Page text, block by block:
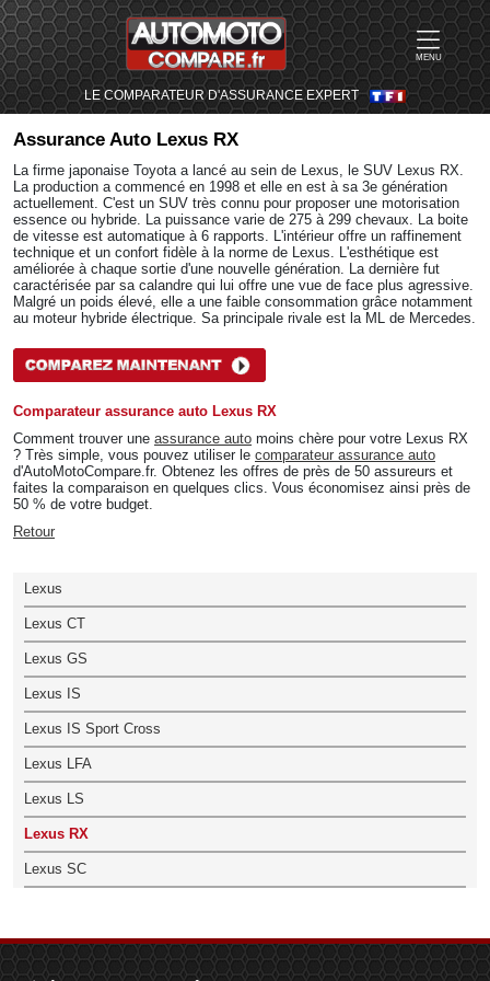
MENU
LE COMPARATEUR D'ASSURANCE EXPERT
Assurance Auto Lexus RX
La firme japonaise Toyota a lancé au sein de Lexus, le SUV Lexus RX.
La production a commencé en 1998 et elle en est à sa 3e génération
actuellement. C'est un SUV très connu pour proposer une motorisation
essence ou hybride. La puissance varie de 275 à 299 chevaux. La boite
de vitesse est automatique à 6 rapports. L'intérieur offre un raffinement
technique et un confort fidèle à la norme de Lexus. L'esthétique est
améliorée à chaque sortie d'une nouvelle génération. La dernière fut
caractérisée par sa calandre qui lui offre une vue de face plus agressive.
Malgré un poids élevé, elle a une faible consommation grâce notamment
au moteur hybride électrique. Sa principale rivale est la ML de Mercedes.
Comparateur assurance auto Lexus RX
Comment trouver une assurance auto moins chère pour votre Lexus RX
? Très simple, vous pouvez utiliser le comparateur assurance auto
d'AutoMotoCompare.fr. Obtenez les offres de près de 50 assureurs et
faites la comparaison en quelques clics. Vous économisez ainsi près de
50 % de votre budget.
Retour
Lexus
Lexus CT
Lexus GS
Lexus IS
Lexus IS Sport Cross
Lexus LFA
Lexus LS
Lexus RX
Lexus SC